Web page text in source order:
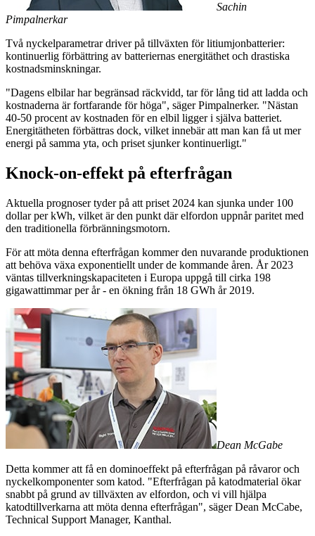
Sachin
Pimpalnerkar
Två nyckelparametrar driver på tillväxten för litiumjonbatterier:
kontinuerlig förbättring av batteriernas energitäthet och drastiska
kostnadsminskningar.
"Dagens elbilar har begränsad räckvidd, tar för lång tid att ladda och
kostnaderna är fortfarande för höga", säger Pimpalnerker. "Nästan
40-50 procent av kostnaden för en elbil ligger i själva batteriet.
Energitätheten förbättras dock, vilket innebär att man kan få ut mer
energi på samma yta, och priset sjunker kontinuerligt."
Knock-on-effekt på efterfrågan
Aktuella prognoser tyder på att priset 2024 kan sjunka under 100
dollar per kWh, vilket är den punkt där elfordon uppnår paritet med
den traditionella förbränningsmotorn.
För att möta denna efterfrågan kommer den nuvarande produktionen
att behöva växa exponentiellt under de kommande åren. År 2023
väntas tillverkningskapaciteten i Europa uppgå till cirka 198
gigawattimmar per år - en ökning från 18 GWh år 2019.
Dean McGabe
Detta kommer att få en dominoeffekt på efterfrågan på råvaror och
nyckelkomponenter som katod. "Efterfrågan på katodmaterial ökar
snabbt på grund av tillväxten av elfordon, och vi vill hjälpa
katodtillverkarna att möta denna efterfrågan", säger Dean McCabe,
Technical Support Manager, Kanthal.